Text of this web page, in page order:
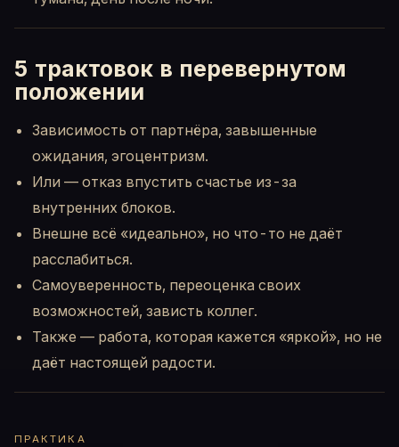
5 трактовок в перевернутом
положении
Зависимость от партнёра, завышенные
ожидания, эгоцентризм.
Или — отказ впустить счастье из-за
внутренних блоков.
Внешне всё «идеально», но что-то не даёт
расслабиться.
Самоуверенность, переоценка своих
возможностей, зависть коллег.
Также — работа, которая кажется «яркой», но не
даёт настоящей радости.
ПРАКТИКА